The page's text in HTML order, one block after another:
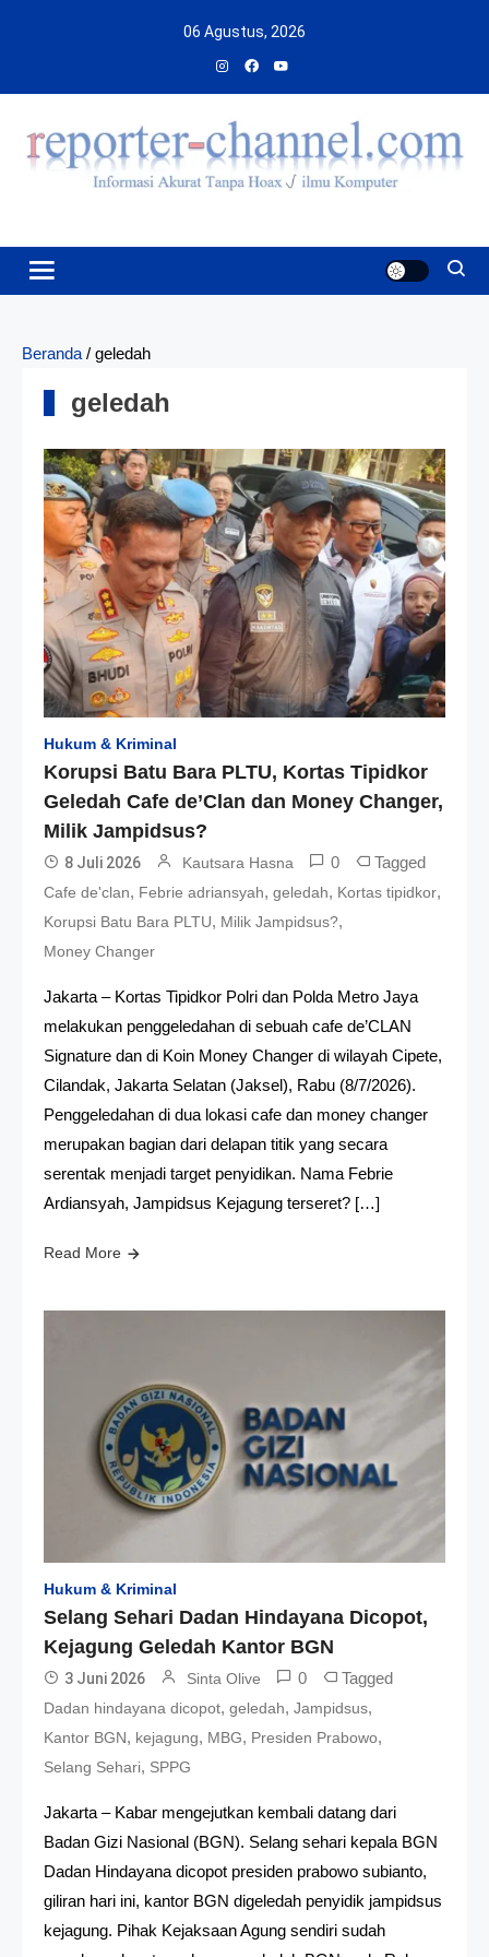
06 Agustus, 2026
Beranda / geledah
geledah
Hukum & Kriminal
Korupsi Batu Bara PLTU, Kortas Tipidkor
Geledah Cafe de’Clan dan Money Changer,
Milik Jampidsus?
8 Juli 2026 Kautsara Hasna 0 Tagged
Cafe de'clan, Febrie adriansyah, geledah, Kortas tipidkor,
Korupsi Batu Bara PLTU, Milik Jampidsus?,
Money Changer
Jakarta – Kortas Tipidkor Polri dan Polda Metro Jaya
melakukan penggeledahan di sebuah cafe de’CLAN
Signature dan di Koin Money Changer di wilayah Cipete,
Cilandak, Jakarta Selatan (Jaksel), Rabu (8/7/2026).
Penggeledahan di dua lokasi cafe dan money changer
merupakan bagian dari delapan titik yang secara
serentak menjadi target penyidikan. Nama Febrie
Ardiansyah, Jampidsus Kejagung terseret? […]
Read More
Hukum & Kriminal
Selang Sehari Dadan Hindayana Dicopot,
Kejagung Geledah Kantor BGN
3 Juni 2026 Sinta Olive 0 Tagged
Dadan hindayana dicopot, geledah, Jampidsus,
Kantor BGN, kejagung, MBG, Presiden Prabowo,
Selang Sehari, SPPG
Jakarta – Kabar mengejutkan kembali datang dari
Badan Gizi Nasional (BGN). Selang sehari kepala BGN
Dadan Hindayana dicopot presiden prabowo subianto,
giliran hari ini, kantor BGN digeledah penyidik jampidsus
kejagung. Pihak Kejaksaan Agung sendiri sudah